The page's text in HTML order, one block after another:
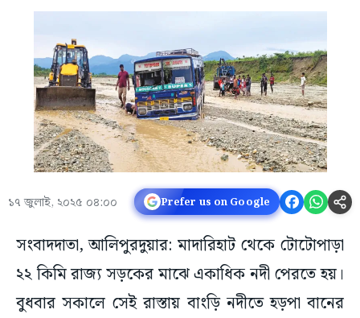
১৭ জুলাই, ২০২৫ ০৪:০০ Prefer us on Google
সংবাদদাতা, আলিপুরদুয়ার: মাদারিহাট থেকে টোটোপাড়া
২২ কিমি রাজ্য সড়কের মাঝে একাধিক নদী পেরতে হয়।
বুধবার সকালে সেই রাস্তায় বাংড়ি নদীতে হড়পা বানের